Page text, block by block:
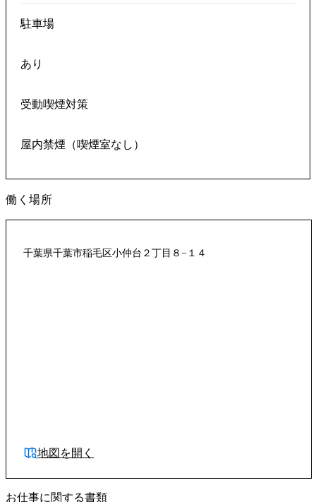
駐車場
あり
受動喫煙対策
屋内禁煙（喫煙室なし）
働く場所
千葉県千葉市稲毛区小仲台２丁目８−１４
地図を開く
お仕事に関する書類